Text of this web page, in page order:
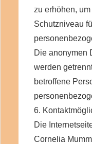
zu erhöhen,
Schutzniveau
Die anonymen
werden
betroffene
6.
Die
Cornelia